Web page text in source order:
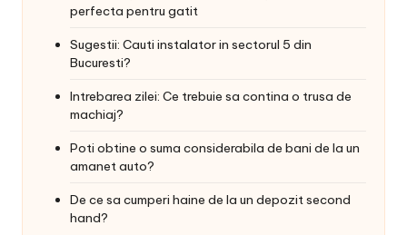
perfecta pentru gatit
Sugestii: Cauti instalator in sectorul 5 din
Bucuresti?
Intrebarea zilei: Ce trebuie sa contina o trusa de
machiaj?
Poti obtine o suma considerabila de bani de la un
amanet auto?
De ce sa cumperi haine de la un depozit second
hand?